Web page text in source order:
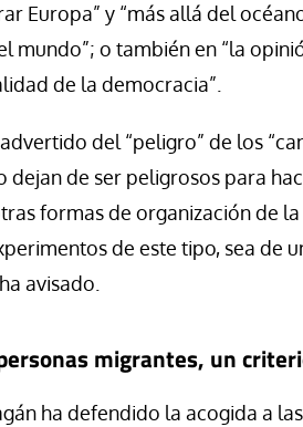
Europa” y “más allá del
mundo”; o también en “la
de la democracia”.
del “peligro” de los
dejan de ser peligrosos para
formas de organización de
de este tipo, sea de
avisado.
migrantes, un
ha defendido la acogida a